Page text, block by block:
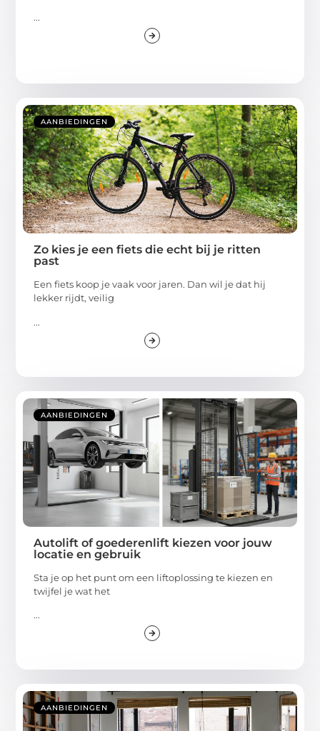
...
AANBIEDINGEN
Zo kies je een fiets die echt bij je ritten
past
Een fiets koop je vaak voor jaren. Dan wil je dat hij
lekker rijdt, veilig
...
AANBIEDINGEN
Autolift of goederenlift kiezen voor jouw
locatie en gebruik
Sta je op het punt om een liftoplossing te kiezen en
twijfel je wat het
...
AANBIEDINGEN